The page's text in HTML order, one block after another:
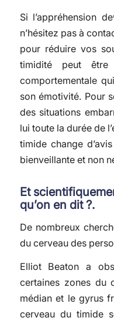
Si l’appréhension
n’hésitez pas à
pour réduire vos
timidité peut
comportementale
son émotivité. Pour
des situations
lui toute la durée de
timide change
bienveillante et non
Et
qu’on en dit ?.
De nombreux
du cerveau des
Elliot Beaton a
certaines zones du
médian et le gyrus
cerveau du timide